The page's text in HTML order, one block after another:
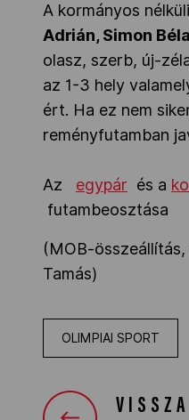
A kormányos
Adrián, Simon Béla
olasz, szerb, új-
az 1-3 hely
ért. Ha ez nem
reményfutamban
Az egypár és a
futambeosztása
(MOB-
Tamás)
OLIMPIAI SPORT